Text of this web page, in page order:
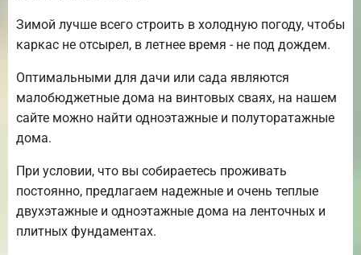
Зимой лучше всего строить в холодную погоду, чтобы
каркас не отсырел, в летнее время - не под дождем.
Оптимальными для дачи или сада являются
малобюджетные дома на винтовых сваях, на нашем
сайте можно найти одноэтажные и полуторатажные
дома.
При условии, что вы собираетесь проживать
постоянно, предлагаем надежные и очень теплые
двухэтажные и одноэтажные дома на ленточных и
плитных фундаментах.